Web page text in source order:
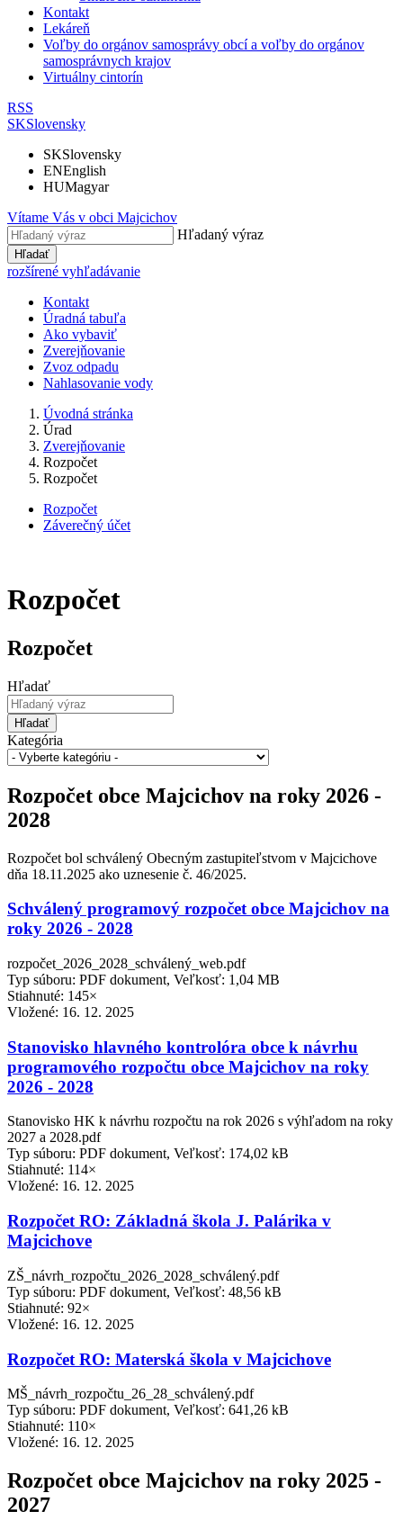
Kontakt
Lekáreň
Voľby do orgánov samosprávy obcí a voľby do orgánov
samosprávnych krajov
Virtuálny cintorín
RSS
SKSlovensky
SKSlovensky
ENEnglish
HUMagyar
Vítame Vás v obci Majcichov
Hľadaný výraz
Hľadať
rozšírené vyhľadávanie
Kontakt
Úradná tabuľa
Ako vybaviť
Zverejňovanie
Zvoz odpadu
Nahlasovanie vody
Úvodná stránka
Úrad
Zverejňovanie
Rozpočet
Rozpočet
Rozpočet
Záverečný účet
Rozpočet
Rozpočet
Hľadať
Hľadať
Kategória
Rozpočet obce Majcichov na roky 2026 -
2028
Rozpočet bol schválený Obecným zastupiteľstvom v Majcichove
dňa 18.11.2025 ako uznesenie č. 46/2025.
Schválený programový rozpočet obce Majcichov na
roky 2026 - 2028
rozpočet_2026_2028_schválený_web.pdf
Typ súboru: PDF dokument, Veľkosť: 1,04 MB
Stiahnuté: 145×
Vložené: 16. 12. 2025
Stanovisko hlavného kontrolóra obce k návrhu
programového rozpočtu obce Majcichov na roky
2026 - 2028
Stanovisko HK k návrhu rozpočtu na rok 2026 s výhľadom na roky
2027 a 2028.pdf
Typ súboru: PDF dokument, Veľkosť: 174,02 kB
Stiahnuté: 114×
Vložené: 16. 12. 2025
Rozpočet RO: Základná škola J. Palárika v
Majcichove
ZŠ_návrh_rozpočtu_2026_2028_schválený.pdf
Typ súboru: PDF dokument, Veľkosť: 48,56 kB
Stiahnuté: 92×
Vložené: 16. 12. 2025
Rozpočet RO: Materská škola v Majcichove
MŠ_návrh_rozpočtu_26_28_schválený.pdf
Typ súboru: PDF dokument, Veľkosť: 641,26 kB
Stiahnuté: 110×
Vložené: 16. 12. 2025
Rozpočet obce Majcichov na roky 2025 -
2027